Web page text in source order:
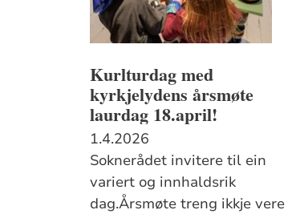
Kurlturdag med
kyrkjelydens årsmøte
laurdag 18.april!
1.4.2026
Soknerådet invitere til ein
variert og innhaldsrik
dag.Årsmøte treng ikkje vere